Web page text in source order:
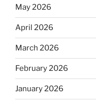
May 2026
April 2026
March 2026
February 2026
January 2026